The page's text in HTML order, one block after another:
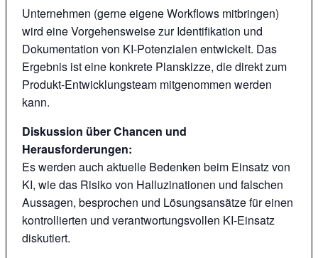
Unternehmen (gerne eigene Workflows mitbringen)
wird eine Vorgehensweise zur Identifikation und
Dokumentation von KI-Potenzialen entwickelt. Das
Ergebnis ist eine konkrete Planskizze, die direkt zum
Produkt-Entwicklungsteam mitgenommen werden
kann.
Diskussion über Chancen und
Herausforderungen:
Es werden auch aktuelle Bedenken beim Einsatz von
KI, wie das Risiko von Halluzinationen und falschen
Aussagen, besprochen und Lösungsansätze für einen
kontrollierten und verantwortungsvollen KI-Einsatz
diskutiert.